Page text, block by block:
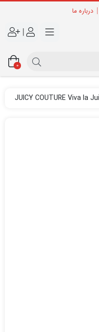
درباره ما
|
0
JUICY COUTURE Viva la